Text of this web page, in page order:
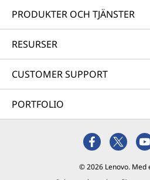
PRODUKTER OCH TJÄNSTER
RESURSER
CUSTOMER SUPPORT
PORTFOLIO
© 2026 Lenovo. Med